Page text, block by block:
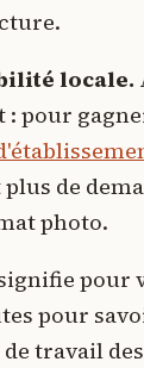
locale.
pour
de
photo.
pour
pour
travail